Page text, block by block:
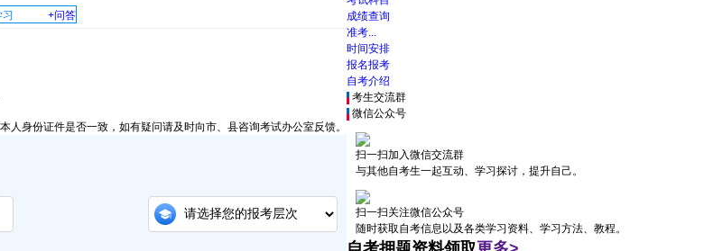
+问答
身份证件是否一致，如有疑问请及时向市、县咨询考试办公室反馈。
成绩查询
准考...
时间安排
报名报考
自考介绍
考生交流群
微信公众号
扫一扫加入微信交流群
与其他自考生一起互动、学习探讨，提升自己。
扫一扫关注微信公众号
随时获取自考信息以及各类学习资料、学习方法、教程。